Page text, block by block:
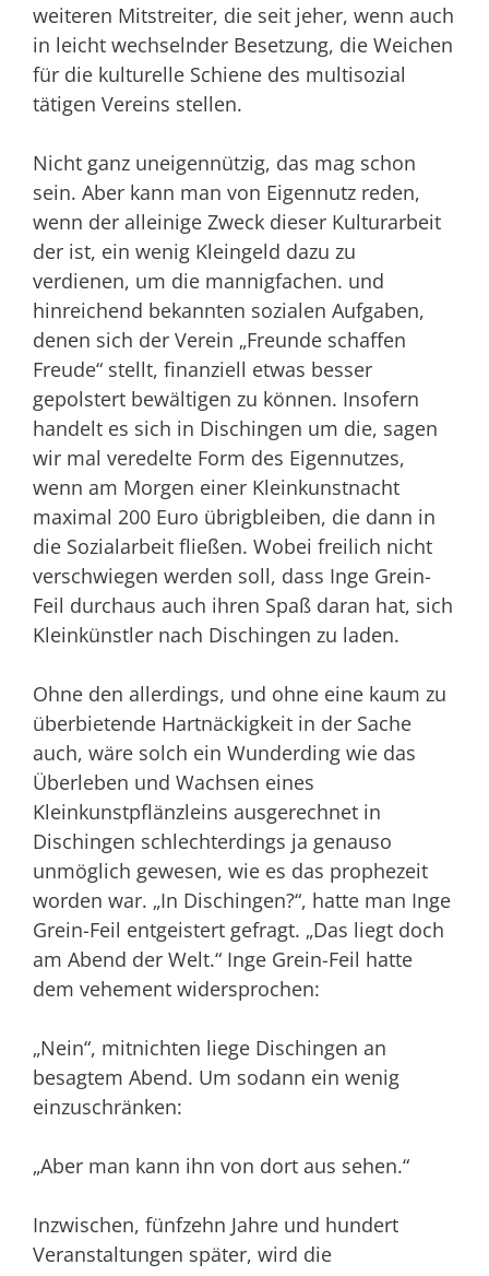
weiteren Mitstreiter, die seit jeher, wenn auch
in leicht wechselnder Besetzung, die Weichen
für die kulturelle Schiene des multisozial
tätigen Vereins stellen.
Nicht ganz uneigennützig, das mag schon
sein. Aber kann man von Eigennutz reden,
wenn der alleinige Zweck dieser Kulturarbeit
der ist, ein wenig Kleingeld dazu zu
verdienen, um die mannigfachen. und
hinreichend bekannten sozialen Aufgaben,
denen sich der Verein „Freunde schaffen
Freude“ stellt, finanziell etwas besser
gepolstert bewältigen zu können. Insofern
handelt es sich in Dischingen um die, sagen
wir mal veredelte Form des Eigennutzes,
wenn am Morgen einer Kleinkunstnacht
maximal 200 Euro übrigbleiben, die dann in
die Sozialarbeit fließen. Wobei freilich nicht
verschwiegen werden soll, dass Inge Grein-
Feil durchaus auch ihren Spaß daran hat, sich
Kleinkünstler nach Dischingen zu laden.
Ohne den allerdings, und ohne eine kaum zu
überbietende Hartnäckigkeit in der Sache
auch, wäre solch ein Wunderding wie das
Überleben und Wachsen eines
Kleinkunstpflänzleins ausgerechnet in
Dischingen schlechterdings ja genauso
unmöglich gewesen, wie es das prophezeit
wor­den war. „In Dischingen?“, hatte man Inge
Grein-Feil entgeistert gefragt. „Das liegt doch
am Abend der Welt.“ Inge Grein-Feil hatte
dem vehement widersprochen:
„Nein“, mitnichten liege Dischingen an
besagtem Abend. Um sodann ein wenig
einzuschränken:
„Aber man kann ihn von dort aus sehen.“
Inzwischen, fünfzehn Jahre und hundert
Veranstaltungen später, wird die